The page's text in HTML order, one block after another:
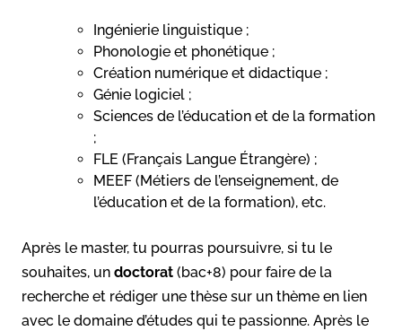
Ingénierie linguistique ;
Phonologie et phonétique ;
Création numérique et didactique ;
Génie logiciel ;
Sciences de l’éducation et de la formation
;
FLE (Français Langue Étrangère) ;
MEEF (Métiers de l’enseignement, de
l’éducation et de la formation), etc.
Après le master, tu pourras poursuivre, si tu le
souhaites, un doctorat (bac+8) pour faire de la
recherche et rédiger une thèse sur un thème en lien
avec le domaine d’études qui te passionne. Après le